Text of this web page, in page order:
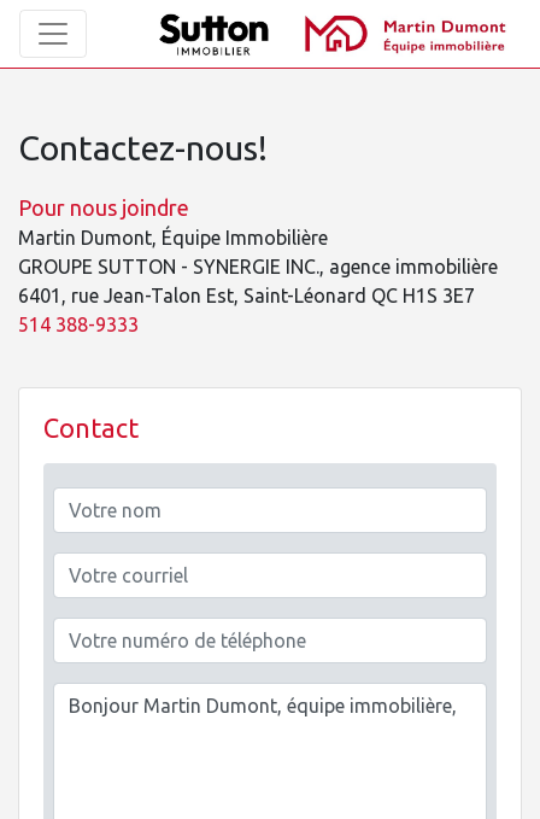
Contactez-nous!
Pour nous joindre
Martin Dumont, Équipe Immobilière
GROUPE SUTTON - SYNERGIE INC., agence immobilière
6401, rue Jean-Talon Est, Saint-Léonard QC H1S 3E7
514 388-9333
Contact